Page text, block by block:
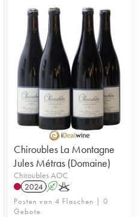
Chiroubles La Montagne
Jules Métras (Domaine)
Chiroubles AOC
2024 AK
Posten von 4 Flaschen | 0
Gebote